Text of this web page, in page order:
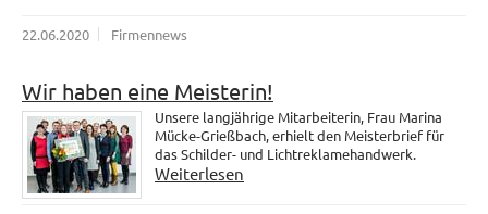
22.06.2020 Firmennews
Wir haben eine Meisterin!
Unsere langjährige Mitarbeiterin, Frau Marina
Mücke-Grießbach, erhielt den Meisterbrief für
das Schilder- und Lichtreklamehandwerk.
Weiterlesen